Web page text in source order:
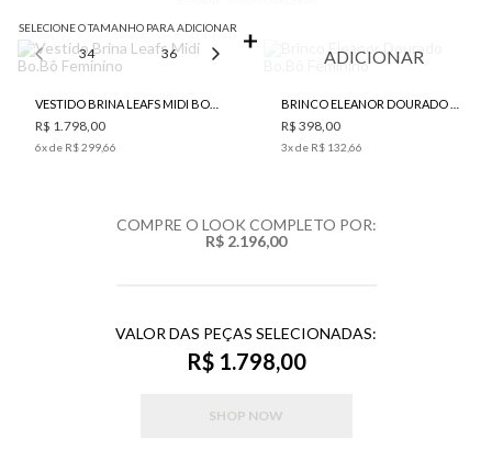
SELECIONE O TAMANHO PARA ADICIONAR
34 36 38 40 42
R$ 1.798,00
6x de R$ 299,66
ADICIONAR
R$ 398,00
3x de R$ 132,66
COMPRE O LOOK COMPLETO POR:
R$ 2.196,00
VALOR DAS PEÇAS SELECIONADAS:
R$ 1.798,00
SHOP NOW